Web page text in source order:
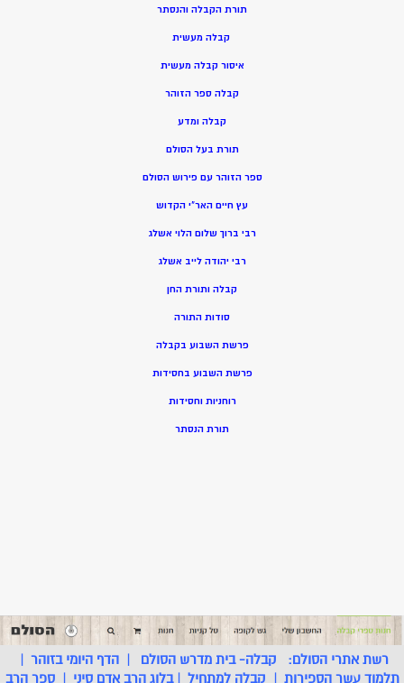
תורת הקבלה והנסתר
קבלה מעשית
איסור קבלה מעשית
קבלה ספר הזוהר
קבלה ומדע
תורת בעל הסולם
ספר הזוהר עם פירוש הסולם
עץ חיים האר”י הקדוש
רבי ברוך שלום הלוי אשלג
רבי יהודה לייב אשלג
קבלה ותורת החן
סודות התורה
פרשת השבוע בקבלה
פרשת השבוע בחסידות
רוחניות וחסידות
תורת הנסתר
רשת אתרי הסולם: קבלה- בית מדרש הסולם |הדף היומי בזוהר |
תלמוד עשר הספירות | קבלה למתחיל |בלוג הרב אדם סיני |ספר הרב